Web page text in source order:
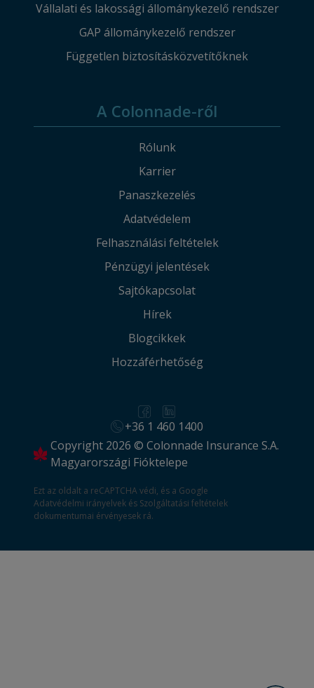
Vállalati és lakossági állománykezelő rendszer
GAP állománykezelő rendszer
Független biztosításközvetítőknek
A Colonnade-ről
Rólunk
Karrier
Panaszkezelés
Adatvédelem
Felhasználási feltételek
Pénzügyi jelentések
Sajtókapcsolat
Hírek
Blogcikkek
Hozzáférhetőség
Copyright 2026 © Colonnade Insurance S.A.
Magyarországi Fióktelepe
+36 1 460 1400
Ezt az oldalt a reCAPTCHA védi, és a Google
Adatvédelmi irányelvek és Szolgáltatási feltételek
dokumentumai érvényesek rá.